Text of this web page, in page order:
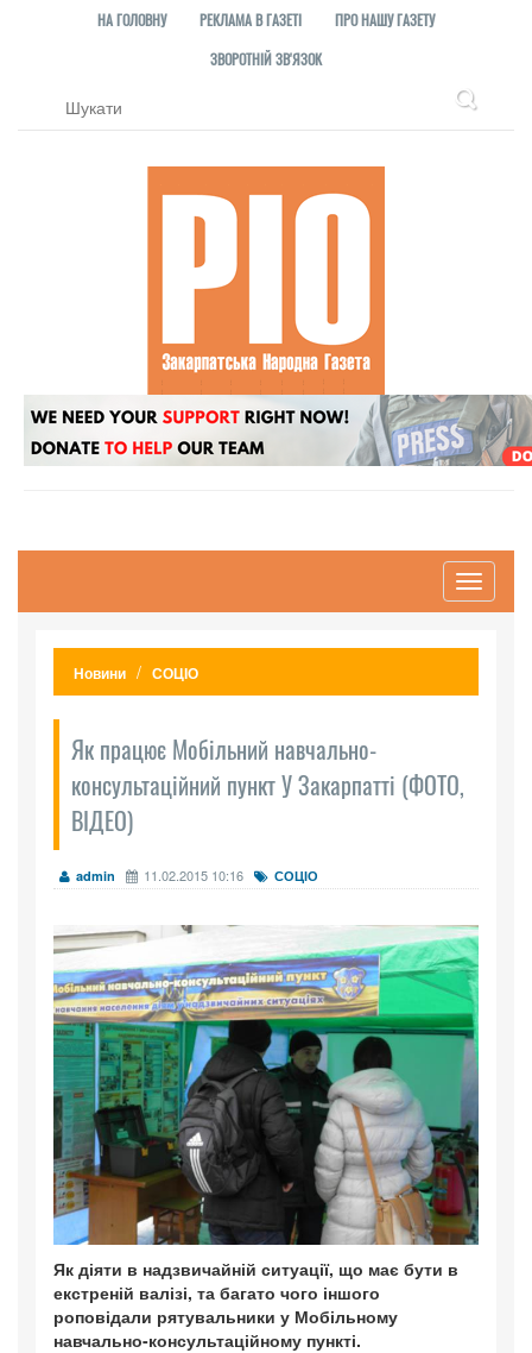
НА ГОЛОВНУ РЕКЛАМА В ГАЗЕТІ
ПРО НАШУ ГАЗЕТУ
ЗВОРОТНІЙ ЗВ'ЯЗОК
Toggle
Новини СОЦІО
Як працює Мобільний навчально-
консультаційний пункт У Закарпатті (ФОТО,
ВІДЕО)
admin 11.02.2015 10:16 СОЦІО
Як діяти в надзвичайній ситуації, що має бути в
екстреній валізі, та багато чого іншого
роповідали рятувальники у Мобільному
навчально-консультаційному пункті.